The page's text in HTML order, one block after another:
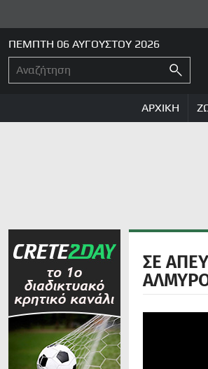
ΠΕΜΠΤΗ 06 ΑΥΓΟΥΣΤΟΥ 2026
ΑΡΧΙΚΗ
ΣΕ